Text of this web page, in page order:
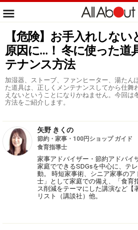
【危険】お手入れしな
原因に…！ 冬に使った道
テナンス方法
加湿器、ストーブ、ファンヒーター、湯たん
た道具は、正しくメンテナンスしてから仕舞
えないということになりかねません。今回は
方法をご紹介します。
矢野 きくの
節約・家事・100円ショップ ガイド
食育指導士
家事アドバイザー・節約アドバイ
家庭でできるSDGsを中心に、テ
動。 時短家事術、シニア家事の
士」として家庭での備え、「食育
ス削減をテーマにした講演など【
リスト（講談社）他。